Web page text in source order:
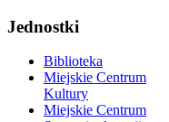
Jednostki
Biblioteka
Miejskie Centrum
Kultury
Miejskie Centrum